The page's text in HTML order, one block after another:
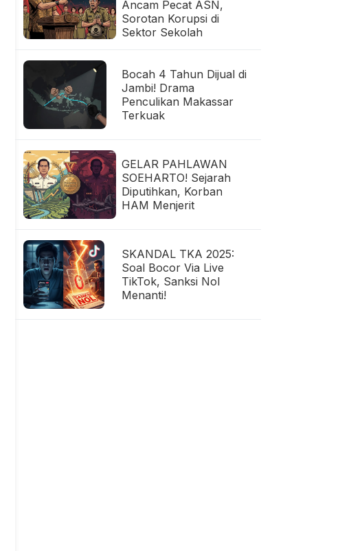
Ancam Pecat ASN,
Sorotan Korupsi di
Sektor Sekolah
Bocah 4 Tahun Dijual di
Jambi! Drama
Penculikan Makassar
Terkuak
GELAR PAHLAWAN
SOEHARTO! Sejarah
Diputihkan, Korban
HAM Menjerit
SKANDAL TKA 2025:
Soal Bocor Via Live
TikTok, Sanksi Nol
Menanti!